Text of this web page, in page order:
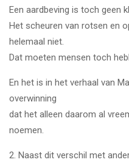
Een aardbeving is toch geen
Het scheuren van rotsen en
helemaal niet.
Dat moeten mensen toch
En het is in het verhaal van
overwinning
dat het alleen daarom al
noemen.
2. Naast dit verschil met